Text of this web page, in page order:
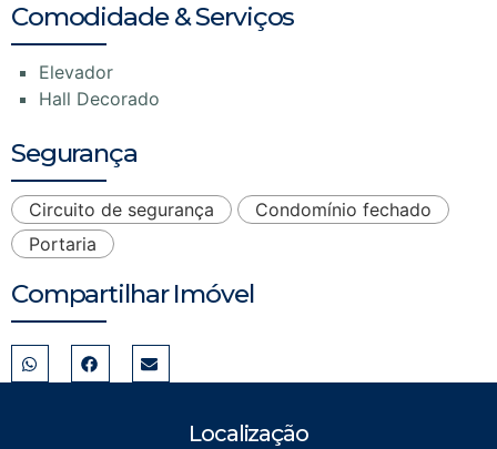
Comodidade & Serviços
Elevador
Hall Decorado
Segurança
Circuito de segurança
Condomínio fechado
Portaria
Compartilhar Imóvel
Localização